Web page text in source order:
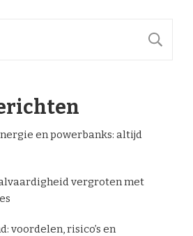
en powerbanks: altijd
vergroten met
voordelen, risico’s en